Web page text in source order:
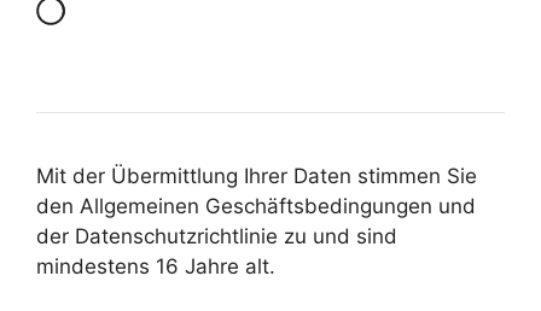
Mit der Übermittlung Ihrer Daten stimmen Sie
den Allgemeinen Geschäftsbedingungen und
der Datenschutzrichtlinie zu und sind
mindestens 16 Jahre alt.